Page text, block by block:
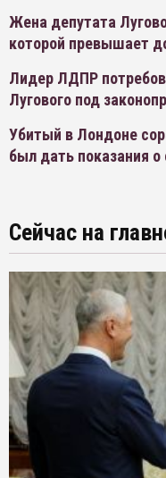
Жена депутата
которой превышает
Лидер ЛДПР
Лугового под
Убитый в Лондоне
был дать показания
Сейчас на